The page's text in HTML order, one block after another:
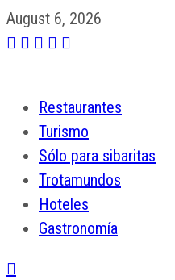
August 6, 2026
Restaurantes
Turismo
Sólo para sibaritas
Trotamundos
Hoteles
Gastronomía